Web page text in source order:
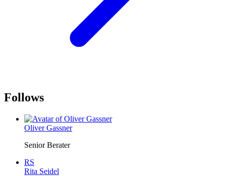
Follows
Oliver Gassner
Senior Berater
RS
Rita Seidel